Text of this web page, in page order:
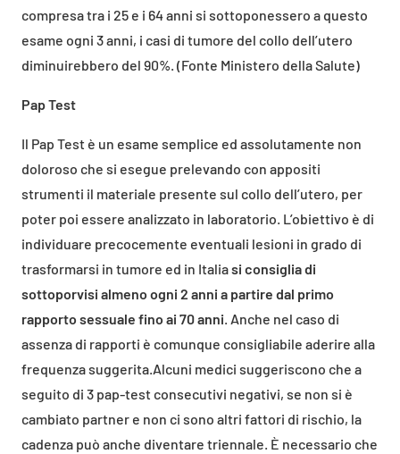
compresa tra i 25 e i 64 anni si sottoponessero a questo
esame ogni 3 anni, i casi di tumore del collo dell’utero
diminuirebbero del 90%. (Fonte Ministero della Salute)
Pap Test
Il Pap Test è un esame semplice ed assolutamente non
doloroso che si esegue prelevando con appositi
strumenti il materiale presente sul collo dell’utero, per
poter poi essere analizzato in laboratorio. L’obiettivo è di
individuare precocemente eventuali lesioni in grado di
trasformarsi in tumore ed in Italiasi consiglia di
sottoporvisi almeno ogni 2 anni a partire dal primo
rapporto sessuale fino ai 70 anni. Anche nel caso di
assenza di rapporti è comunque consigliabile aderire alla
frequenza suggerita.Alcuni medici suggeriscono che a
seguito di 3 pap-test consecutivi negativi, se non si è
cambiato partner e non ci sono altri fattori di rischio, la
cadenza può anche diventare triennale. È necessario che